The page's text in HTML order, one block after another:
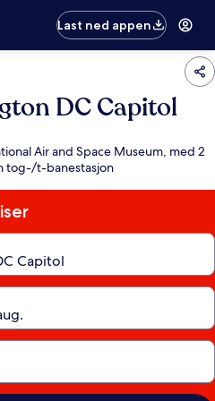
Last ned appen
DC Capitol
Air and Space Museum, med 2
tog-/t-banestasjon